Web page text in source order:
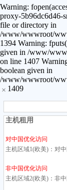
Warning:
proxy-5b96dc6d46-
file or directory in
/www/wwwroot/
1394 Warning:
given in /www/
on line 1407
boolean given in
/www/wwwroot/
1409
×
主机租用
对中国优化访问
主机区域1(欧美)：对
非中国优化访问
主机区域2(欧美)：非